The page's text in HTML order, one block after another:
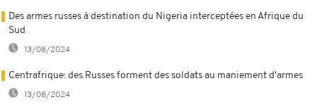
Des armes russes à destination du Nigeria interceptées en Afrique du
Sud
13/08/2024
Centrafrique: des Russes forment des soldats au maniement d'armes
13/08/2024